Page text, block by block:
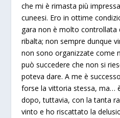
che mi è rimasta più
cuneesi. Ero in ottime
gara non è molto controllata
ribalta; non sempre dunque
non sono organizzate come
può succedere che non si
poteva dare. A me è
forse la vittoria stessa, ma…
dopo, tuttavia, con la tanta
vinto e ho riscattato la